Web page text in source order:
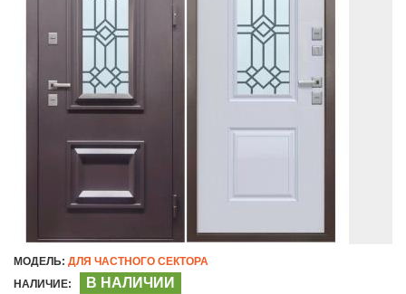
МОДЕЛЬ: ДЛЯ ЧАСТНОГО СЕКТОРА
НАЛИЧИЕ:
В НАЛИЧИИ